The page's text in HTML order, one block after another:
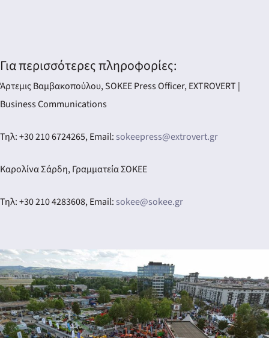
Για περισσότερες πληροφορίες:
Άρτεμις Βαμβακοπούλου, SOKEE Press Officer, EXTROVERT |
Business Communications
Τηλ: +30 210 6724265, Email: sokeepress@extrovert.gr
Καρολίνα Σάρδη, Γραμματεία ΣΟΚΕΕ
Τηλ: +30 210 4283608, Email: sokee@sokee.gr